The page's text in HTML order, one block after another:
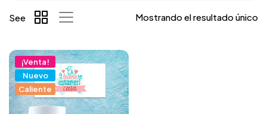
Mostrando el resultado único
See
¡Venta!
Nuevo
Caliente